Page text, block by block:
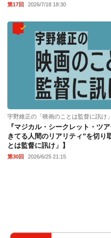
第17回 2026/7/18 18:30
宇野維正の「映画のことは監督に訊け」
『マジカル・シークレット・ツ
きてる人間のリアリティ”を切り
とは監督に訊け」】
第30回 2026/6/25 21:15